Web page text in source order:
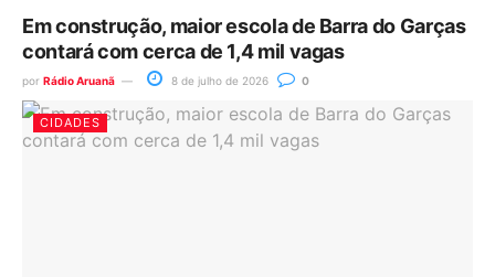
Em construção, maior escola de Barra do Garças
contará com cerca de 1,4 mil vagas
por Rádio Aruanã 8 de julho de 2026 0
CIDADES